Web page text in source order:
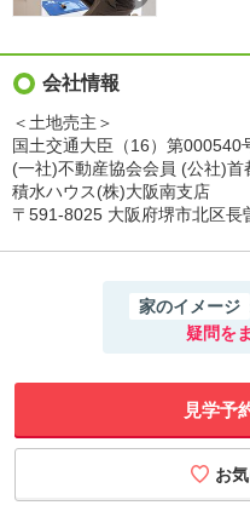
会社情報
＜土地売主＞
国土交通大臣（16）第000540
(一社)不動産協会会員 (公社)
積水ハウス(株)大阪南支店
〒591-8025 大阪府堺市北区長
家のイメージ
疑問を
見学予